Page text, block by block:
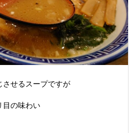
させるスープですが
目の味わい